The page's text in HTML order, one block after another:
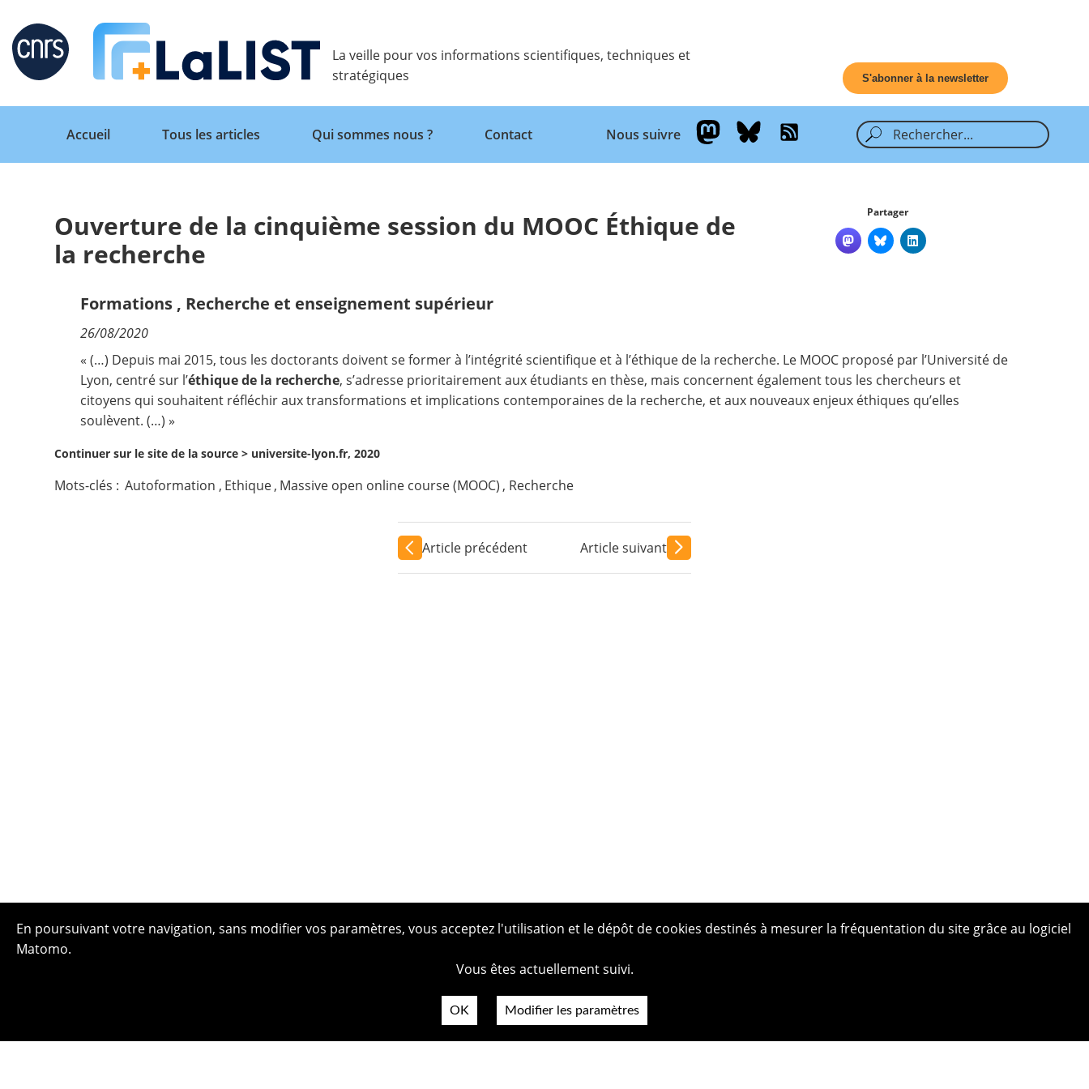
Retour
Accueil
Qui sommes nous ?
La veille pour vos informations scientifiques, techniques et
stratégiques
S'abonner à la newsletter
Retour
Accueil
Tous les articles Qui sommes nous ? Contact Nous suivre
Ouverture de la cinquième session du MOOC Éthique de
la recherche
Partager
Formations , Recherche et enseignement supérieur
26/08/2020
« (…) Depuis mai 2015, tous les doctorants doivent se former à l’intégrité scientifique et à l’éthique de la recherche. Le MOOC proposé par l’Université de
Lyon, centré sur l’éthique de la recherche, s’adresse prioritairement aux étudiants en thèse, mais concernent également tous les chercheurs et
citoyens qui souhaitent réfléchir aux transformations et implications contemporaines de la recherche, et aux nouveaux enjeux éthiques qu’elles
soulèvent. (…) »
Continuer sur le site de la source > universite-lyon.fr, 2020
Mots-clés : Autoformation , Ethique, Massive open online course (MOOC) , Recherche
Article précédent Article suivant
En poursuivant votre navigation, sans modifier vos paramètres, vous acceptez l'utilisation et le dépôt de cookies destinés à mesurer la fréquentation du site grâce au logiciel
Matomo.
Vous êtes actuellement suivi.
OK Modifier les paramètres